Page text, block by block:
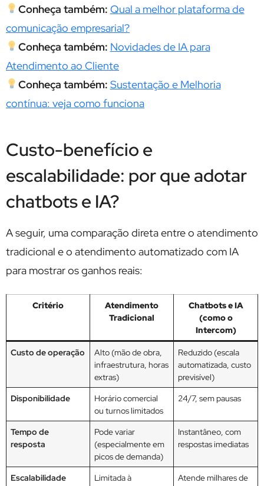
Conheça também: Qual a melhor plataforma de
comunicação empresarial?
Conheça também: Novidades de IA para
Atendimento ao Cliente
Conheça também: Sustentação e Melhoria
contínua: veja como funciona
Custo-benefício e
escalabilidade: por que adotar
chatbots e IA?
A seguir, uma comparação direta entre o atendimento
tradicional e o atendimento automatizado com IA
para mostrar os ganhos reais:
Critério
Atendimento
Tradicional
Chatbots e IA
(como o
Intercom)
Custo de operação
Alto (mão de obra,
infraestrutura, horas
extras)
Reduzido (escala
automatizada, custo
previsível)
Disponibilidade
Horário comercial
ou turnos limitados
24/7, sem pausas
Tempo de
resposta
Pode variar
(especialmente em
picos de demanda)
Instantâneo, com
respostas imediatas
Escalabilidade
Limitada à
Atende milhares de